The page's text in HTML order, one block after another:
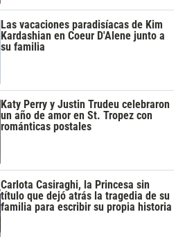
Las vacaciones paradisíacas de Kim
Kardashian en Coeur D'Alene junto a
su familia
Katy Perry y Justin Trudeu celebraron
un año de amor en St. Tropez con
románticas postales
Carlota Casiraghi, la Princesa sin
título que dejó atrás la tragedia de su
familia para escribir su propia historia